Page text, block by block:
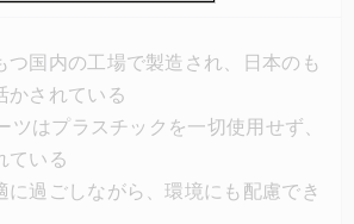
トル）も吸水でき、洗って再利用で
つ国内の工場で製造され、日本のも
かされている
ツはプラスチックを一切使用せず、
ている
に過ごしながら、環境にも配慮でき